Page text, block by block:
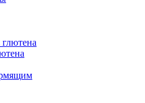
глютена